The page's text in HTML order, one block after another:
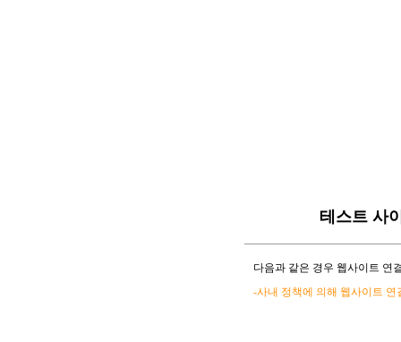
테스트 사
다음과 같은 경우 웹사이트 연
-사내 정책에 의해 웹사이트